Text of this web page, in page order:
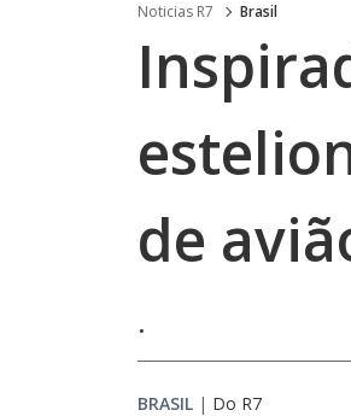
Noticias R7 Brasil
de
.
BRASIL | Do R7